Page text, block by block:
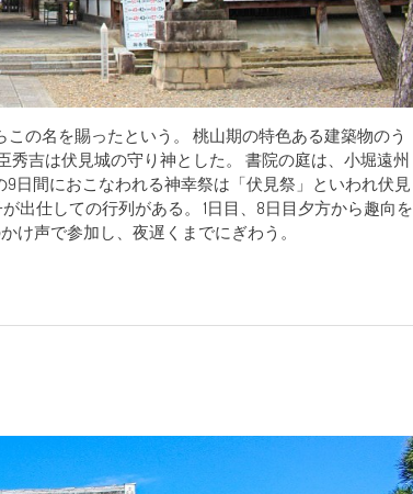
の名を賜ったという。 桃山期の特色ある建築物のう
吉は伏見城の守り神とした。 書院の庭は、小堀遠州
日間におこなわれる神幸祭は「伏見祭」といわれ伏見
出仕しての行列がある。 1日目、8日目夕方から趣向を
け声で参加し、夜遅くまでにぎわう。